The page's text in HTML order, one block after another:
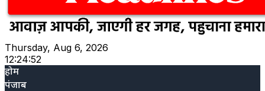
Thursday, Aug 6, 2026
12:24:53
होम
पंजाब